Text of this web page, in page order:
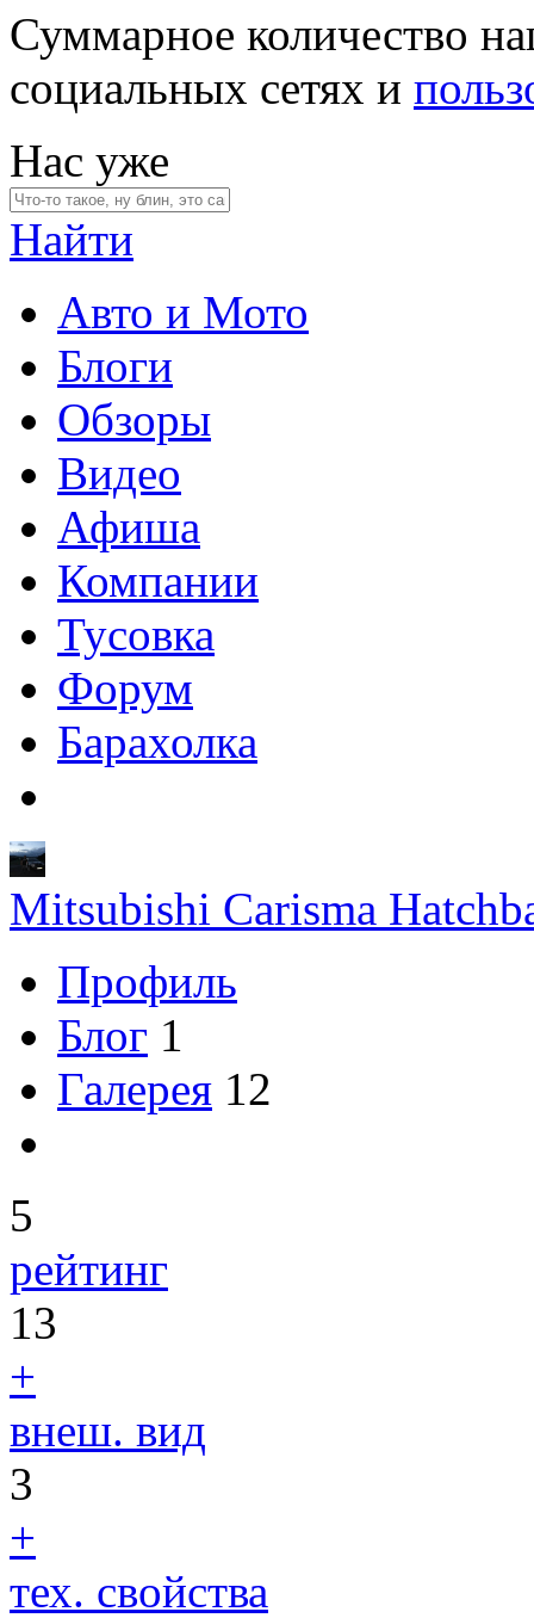
Суммарное количество
социальных сетях и
Нас уже
Найти
Авто и Мото
Блоги
Обзоры
Видео
Афиша
Компании
Тусовка
Форум
Барахолка
Mitsubishi Carisma
Профиль
Блог 1
Галерея 12
5
рейтинг
13
+
внеш. вид
3
+
тех. свойства